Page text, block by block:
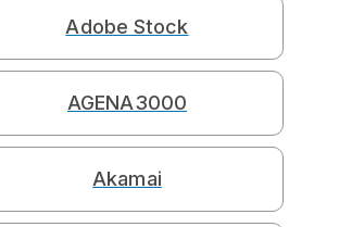
Adobe Stock
AGENA3000
Akamai